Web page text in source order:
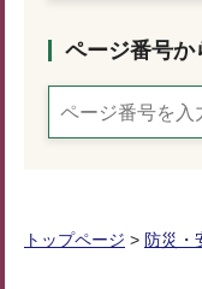
ページ番号か
トップページ > 防災・